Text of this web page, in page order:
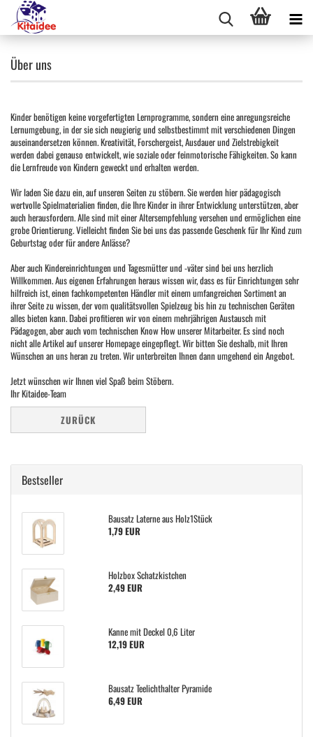
Über uns
Kinder benötigen keine vorgefertigten Lernprogramme, sondern eine anregungsreiche
Lernumgebung, in der sie sich neugierig und selbstbestimmt mit verschiedenen Dingen
auseinandersetzen können. Kreativität, Forschergeist, Ausdauer und Zielstrebigkeit
werden dabei genauso entwickelt, wie soziale oder feinmotorische Fähigkeiten. So kann
die Lernfreude von Kindern geweckt und erhalten werden.
Wir laden Sie dazu ein, auf unseren Seiten zu stöbern. Sie werden hier pädagogisch
wertvolle Spielmaterialien finden, die Ihre Kinder in ihrer Entwicklung unterstützen, aber
auch herausfordern. Alle sind mit einer Altersempfehlung versehen und ermöglichen eine
grobe Orientierung. Vielleicht finden Sie bei uns das passende Geschenk für Ihr Kind zum
Geburtstag oder für andere Anlässe?
Aber auch Kindereinrichtungen und Tagesmütter und -väter sind bei uns herzlich
Willkommen. Aus eigenen Erfahrungen heraus wissen wir, dass es für Einrichtungen sehr
hilfreich ist, einen fachkompetenten Händler mit einem umfangreichen Sortiment an
ihrer Seite zu wissen, der vom qualitätsvollen Spielzeug bis hin zu technischen Geräten
alles bieten kann. Dabei profitieren wir von einem mehrjährigen Austausch mit
Pädagogen, aber auch vom technischen Know How unserer Mitarbeiter. Es sind noch
nicht alle Artikel auf unserer Homepage eingepflegt. Wir bitten Sie deshalb, mit Ihren
Wünschen an uns heran zu treten. Wir unterbreiten Ihnen dann umgehend ein Angebot.
Jetzt wünschen wir Ihnen viel Spaß beim Stöbern.
Ihr Kitaidee-Team
ZURÜCK
Bestseller
Bausatz Laterne aus Holz1Stück
1,79 EUR
Holzbox Schatzkistchen
2,49 EUR
Kanne mit Deckel 0,6 Liter
12,19 EUR
Bausatz Teelichthalter Pyramide
6,49 EUR